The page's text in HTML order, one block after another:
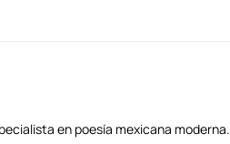
en poesía mexicana moderna.